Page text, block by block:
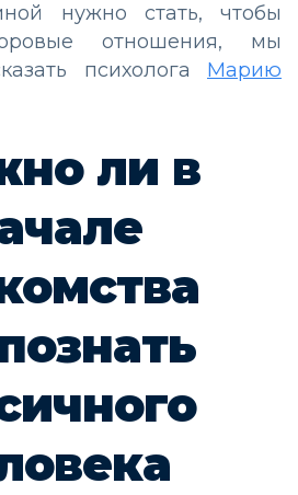
нужно стать, чтобы
отношения, мы
психолога Марию
ли в